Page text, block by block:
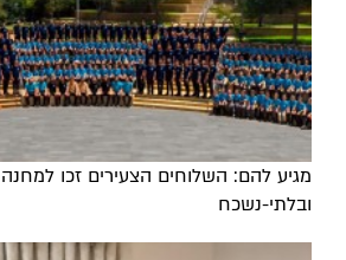
מגיע להם: השלוחים הצעירים זכו
ובלתי-נשכח